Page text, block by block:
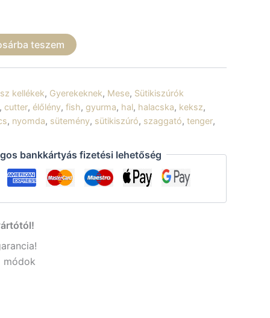
teszem
kellékek, Gyerekeknek, Mese, Sütikiszúrók
, cutter, élőlény, fish, gyurma, hal, halacska, keksz,
, nyomda, sütemény, sütikiszúró, szaggató, tenger,
bankkártyás fizetési lehetőség
módok